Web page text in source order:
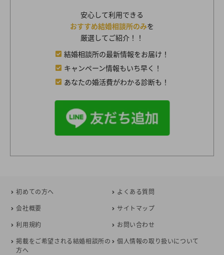
安心して利用できる
おすすめ結婚相談所のみを
厳選してご紹介！！
結婚相談所の最新情報をお届け！
キャンペーン情報もいち早く！
あなたの婚活費がわかる診断も！
初めての方へ
よくある質問
会社概要
サイトマップ
利用規約
お問い合わせ
掲載をご希望される結婚相談所の
方へ
個人情報の取り扱いについて